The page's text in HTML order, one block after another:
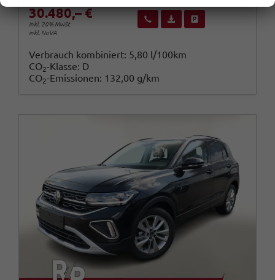
30.480,– €
inkl. 20% MwSt.
inkl. NoVA
Wir rufen Sie anFahrzeugexposé (PDF)
Verbrauch kombiniert: 5,80 l/100km
CO2-Klasse: D
CO2-Emissionen: 132,00 g/km